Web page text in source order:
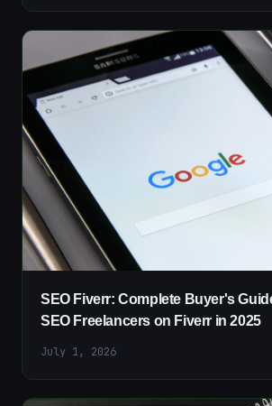
SEO Fiverr: Complete Buyer's
SEO Freelancers on Fiverr in 2025
July 1, 2026